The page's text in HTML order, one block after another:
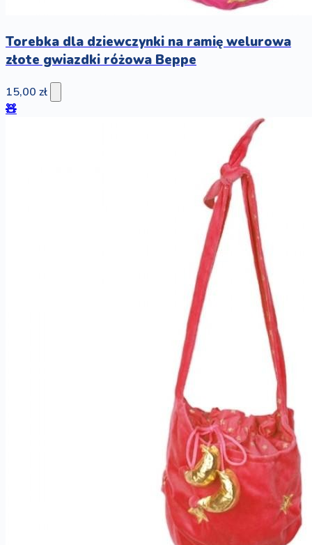
Torebka dla dziewczynki na ramię welurowa
złote gwiazdki różowa Beppe
15,00 zł
🧸